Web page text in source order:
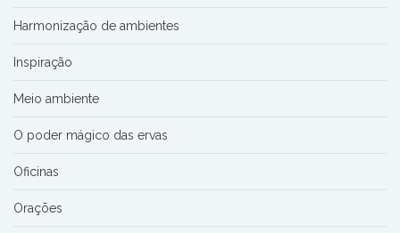
Harmonização de ambientes
Inspiração
Meio ambiente
O poder mágico das ervas
Oficinas
Orações